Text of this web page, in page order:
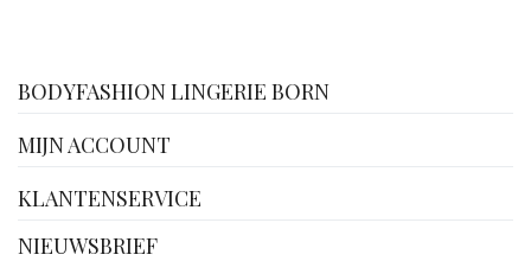
BODYFASHION LINGERIE BORN
MIJN ACCOUNT
KLANTENSERVICE
NIEUWSBRIEF